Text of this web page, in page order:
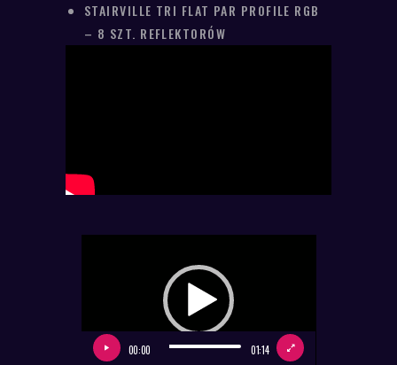
STAIRVILLE TRI FLAT PAR PROFILE RGB
– 8 SZT. REFLEKTORÓW
00:00 01:14